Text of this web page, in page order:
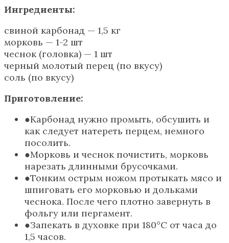
Ингредиенты:
свиной карбонад — 1,5 кг
морковь — 1-2 шт
чеснок (головка) — 1 шт
черный молотый перец (по вкусу)
соль (по вкусу)
Приготовление:
Карбонад нужно промыть, обсушить и
как следует натереть перцем, немного
посолить.
Морковь и чеснок почистить, морковь
нарезать длинными брусочками.
Тонким острым ножом протыкать мясо и
шпиговать его морковью и дольками
чеснока. После чего плотно завернуть в
фольгу или пергамент.
Запекать в духовке при 180°С от часа до
1,5 часов.